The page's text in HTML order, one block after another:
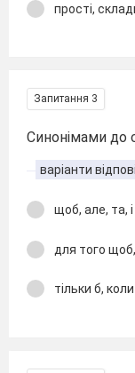
прості,
Запитання 3
Синонімами до
варіанти
щоб, але, та, і
для того
тільки б,